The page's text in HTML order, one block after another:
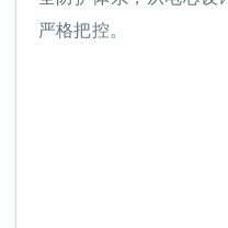
严格把控。